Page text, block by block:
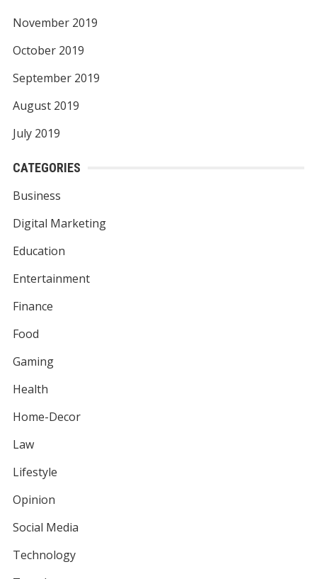
November 2019
October 2019
September 2019
August 2019
July 2019
CATEGORIES
Business
Digital Marketing
Education
Entertainment
Finance
Food
Gaming
Health
Home-Decor
Law
Lifestyle
Opinion
Social Media
Technology